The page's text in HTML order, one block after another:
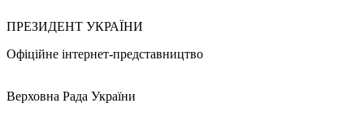
ПРЕЗИДЕНТ УКРАЇНИ
Офіційне інтернет-представництво
Верховна Рада України